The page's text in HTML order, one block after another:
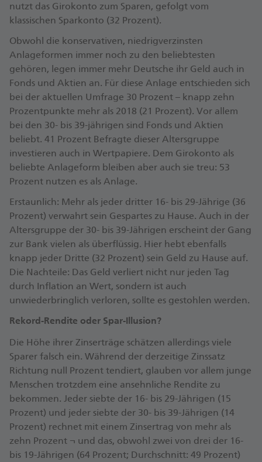
nutzt das Girokonto zum Sparen, gefolgt vom
klassischen Sparkonto (32 Prozent).
Obwohl die konservativen, niedrigverzinsten
Anlageformen immer noch zu den beliebtesten
gehören, legen immer mehr Deutsche ihr Geld auch in
Fonds und Aktien an. Für diese Anlage entschieden sich
bei der aktuellen Umfrage 30 Prozent – knapp zehn
Prozentpunkte mehr als 2018 (21 Prozent). Vor allem
bei den 30- bis 39-jährigen sind Fonds und Aktien
beliebt. 41 Prozent Befragte dieser Altersgruppe
investieren auch in Wertpapiere. Dem Girokonto als
beliebte Anlageform bleiben aber auch sie treu: 53
Prozent nutzen es als Anlage.
Erstaunlich: Mehr als jeder dritter 16- bis 29-Jährige (36
Prozent) verwahrt sein Gespartes zu Hause. Auch in der
Altersgruppe der 30- bis 39-Jährigen erscheint der Gang
zur Bank vielen als überflüssig. Hier hebt ebenfalls
knapp jeder Dritte (32 Prozent) sein Geld zu Hause auf.
Die Nachteile: Das Geld verliert nicht nur jeden Tag
durch Inflation an Wert, sondern ist auch
unwiederbringlich verloren, sollte es gestohlen werden.
Rekord-Rendite oder Spar-Illusion?
Die Höhe ihrer Zinserträge schätzen allerdings viele
Sparer falsch ein. Während der derzeitige Zinssatz
Richtung null Prozent tendiert, glauben vor allem junge
Menschen trotzdem eine ansehnliche Rendite zu
bekommen. Jeder siebte der 16- bis 29-Jährigen (15
Prozent) und jeder siebte der 30- bis 39-Jährigen (14
Prozent) rechnet mit einem Zinsertrag von mehr als
zehn Prozent ¬ und das, obwohl zwei von drei der 16-
bis 19-Jährigen (64 Prozent; Durchschnitt: 49 Prozent)